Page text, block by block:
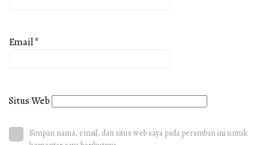
Email*
Situs Web
Simpan nama, email, dan situs web saya pada peramban ini untuk